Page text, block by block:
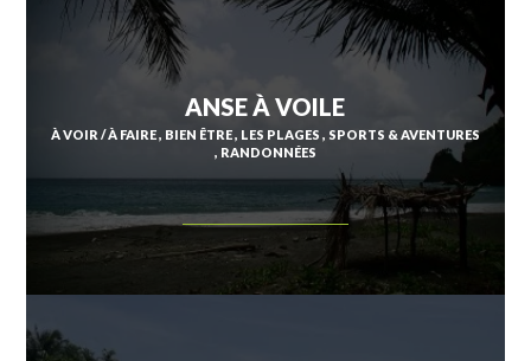
ANSE À VOILE
À VOIR / À FAIRE BIEN ÊTRE LES PLAGES
SPORTS & AVENTURES
RANDONNÉES